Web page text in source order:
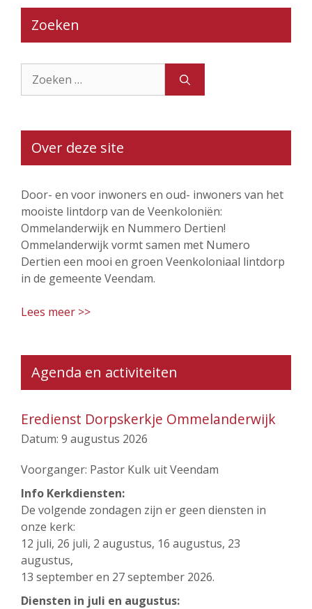
Zoeken
naar:
Over deze site
Door- en voor inwoners en oud- inwoners van het
mooiste lintdorp van de Veenkoloniën:
Ommelanderwijk en Nummero Dertien!
Ommelanderwijk vormt samen met Numero
Dertien een mooi en groen Veenkoloniaal lintdorp
in de gemeente Veendam.
Lees meer >>
Agenda en activiteiten
Eredienst Dorpskerkje Ommelanderwijk
Datum: 9 augustus 2026
Voorganger: Pastor Kulk uit Veendam
Info Kerkdiensten:
De volgende zondagen zijn er geen diensten in
onze kerk:
12 juli, 26 juli, 2 augustus, 16 augustus, 23
augustus,
13 september en 27 september 2026.
Diensten in juli en augustus: